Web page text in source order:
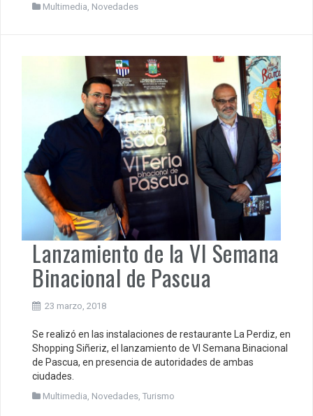
Multimedia Novedades
Lanzamiento de la VI Semana
Binacional de Pascua
23 marzo, 2018
Se realizó en las instalaciones de restaurante La Perdiz, en
Shopping Siñeriz, el lanzamiento de VI Semana Binacional
de Pascua, en presencia de autoridades de ambas
ciudades.
Multimedia, Novedades, Turismo